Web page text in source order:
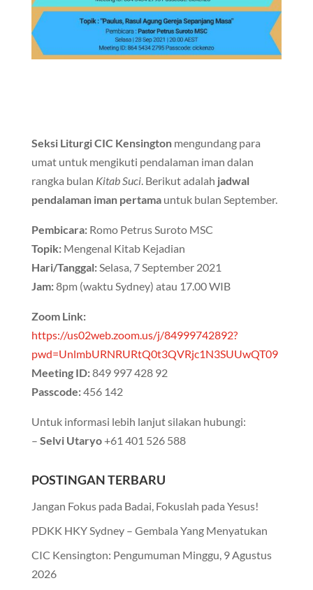
Seksi Liturgi CIC Kensingtonmengundang para
umat untuk mengikuti pendalaman iman dalan
rangka bulan Kitab Suci. Berikut adalah jadwal
pendalaman iman pertamauntuk bulan September.
Pembicara:Romo Petrus Suroto MSC
Topik:Mengenal Kitab Kejadian
Hari/Tanggal:Selasa, 7 September 2021
Jam:8pm (waktu Sydney) atau 17.00 WIB
Zoom Link:
https://us02web.zoom.us/j/84999742892?
pwd=UnlmbURNRURtQ0t3QVRjc1N3SUUwQT09
Meeting ID:849 997 428 92
Passcode:456 142
Untuk informasi lebih lanjut silakan hubungi:
– Selvi Utaryo+61 401 526 588
POSTINGAN TERBARU
Jangan Fokus pada Badai, Fokuslah pada Yesus!
PDKK HKY Sydney – Gembala Yang Menyatukan
CIC Kensington: Pengumuman Minggu, 9 Agustus
2026